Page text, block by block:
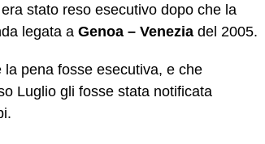
stato reso esecutivo dopo che la
legata a Genoa – Venezia del 2005.
pena fosse esecutiva, e che
Luglio gli fosse stata notificata